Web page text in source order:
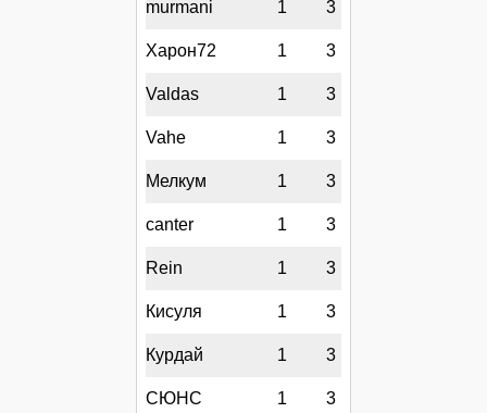
murmani 1 3
Харон72 1 3
Valdas 1 3
Vahe 1 3
Мелкум 1 3
canter 1 3
Rein 1 3
Кисуля 1 3
Курдай 1 3
СЮНС 1 3